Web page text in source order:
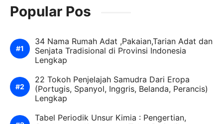
Popular Pos
34 Nama Rumah Adat ,Pakaian,Tarian Adat dan
Senjata Tradisional di Provinsi Indonesia
Lengkap
22 Tokoh Penjelajah Samudra Dari Eropa
(Portugis, Spanyol, Inggris, Belanda, Perancis)
Lengkap
Tabel Periodik Unsur Kimia : Pengertian,